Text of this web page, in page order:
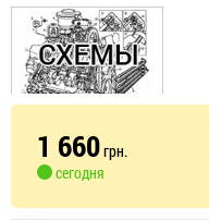
1 660грн.
сегодня